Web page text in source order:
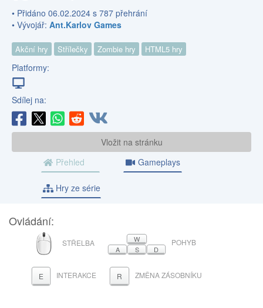
• Přidáno 06.02.2024 s 787 přehrání
• Vývojář: Ant.Karlov Games
Akční hry Střílečky Zombie hry HTML5 hry
Platformy:
Sdílej na:
Vložit na stránku
Přehled
Gameplays
Hry ze série
Ovládání:
MYŠ
STŘELBA
W
A
S D
POHYB
E INTERAKCE R ZMĚNA ZÁSOBNÍKU